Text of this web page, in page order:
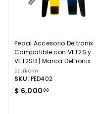
Pedal Accesorio Deltronix
Compatible con VET2S y
VET2SB | Marca Deltronix
DELTRONIX
SKU: PED402
$ 6,00000